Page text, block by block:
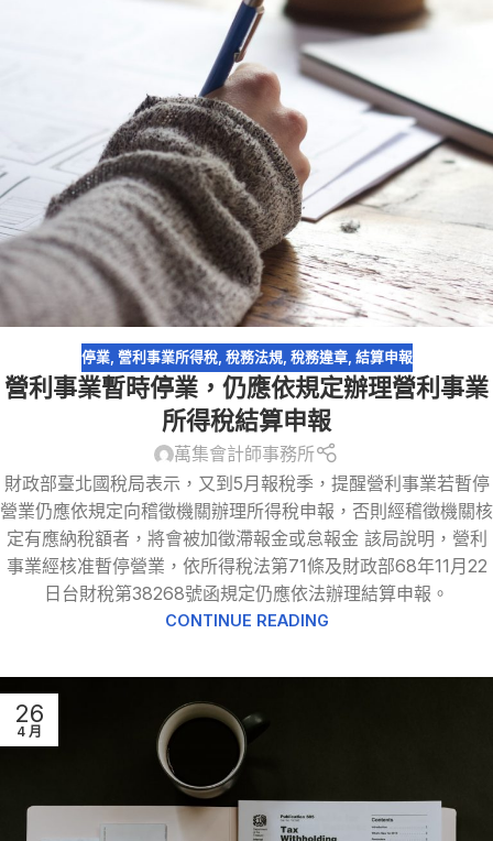
停業, 營利事業所得稅, 稅務法規, 稅務違章, 結算申報
營利事業暫時停業，仍應依規定辦理營利事業
所得稅結算申報
萬集會計師事務所
財政部臺北國稅局表示，又到5月報稅季，提醒營利事業若暫停
營業仍應依規定向稽徵機關辦理所得稅申報，否則經稽徵機關核
定有應納稅額者，將會被加徵滯報金或怠報金 該局說明，營利
事業經核准暫停營業，依所得稅法第71條及財政部68年11月22
日台財稅第38268號函規定仍應依法辦理結算申報。
CONTINUE READING
26
4 月